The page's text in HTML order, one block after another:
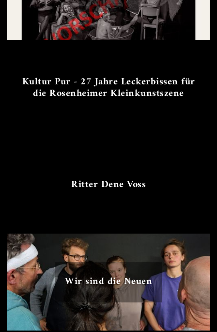
Kultur Pur - 27 Jahre Leckerbissen für
die Rosenheimer Kleinkunstszene
Ritter Dene Voss
Wir sind die Neuen